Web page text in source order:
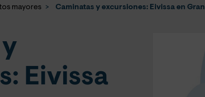
mayores > Caminatas y excursiones: Eivissa en Gran
Eivissa